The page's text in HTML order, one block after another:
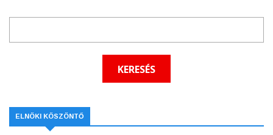
ELNÖKI KÖSZÖNTŐ